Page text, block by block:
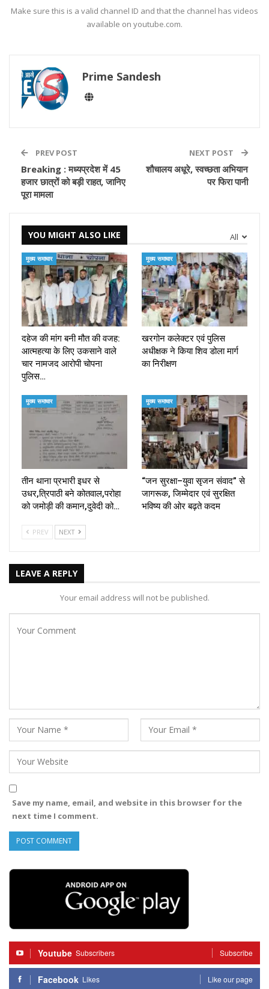
Make sure this is a valid channel ID and that the channel has videos
available on youtube.com.
Prime Sandesh
PREV POST
Breaking : मध्यप्रदेश में 45
हजार छात्रों को बड़ी राहत, जानिए
पूरा मामला
NEXT POST
शौचालय अधूरे, स्वच्छता अभियान
पर फिरा पानी
All
YOU MIGHT ALSO LIKE
मुख्य समाचार
दहेज की मांग बनी मौत की वजह:
आत्महत्या के लिए उकसाने वाले
चार नामजद आरोपी चोपना
पुलिस…
मुख्य समाचार
खरगोन कलेक्टर एवं पुलिस
अधीक्षक ने किया शिव डोला मार्ग
का निरीक्षण
मुख्य समाचार
तीन थाना प्रभारी इधर से
उधर,त्रिपाठी बने कोतवाल,परोहा
को जमोड़ी की कमान,दुवेदी को…
मुख्य समाचार
“जन सुरक्षा–युवा सृजन संवाद” से
जागरूक, जिम्मेदार एवं सुरक्षित
भविष्य की ओर बढ़ते कदम
PREV NEXT
LEAVE A REPLY
Your email address will not be published.
Save my name, email, and website in this browser for the
next time I comment.
Youtube Subscribers Subscribe
Facebook Likes Like our page